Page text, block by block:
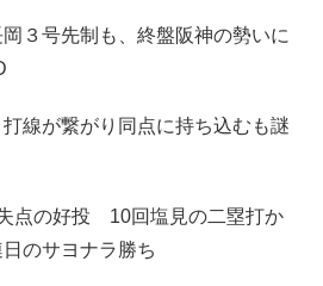
３号先制も、終盤阪神の勢いに
線が繋がり同点に持ち込むも謎
点の好投 10回塩見の二塁打か
のサヨナラ勝ち